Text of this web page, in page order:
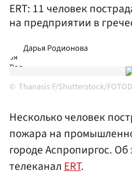
ERT: 11 человек
на предприятии в
Дарья Родионова
Thanasis F/Shutterstock/
Несколько человек
пожара на
городе Аспропиргос.
телеканалERT.